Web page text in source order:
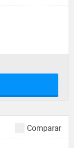
Comparar